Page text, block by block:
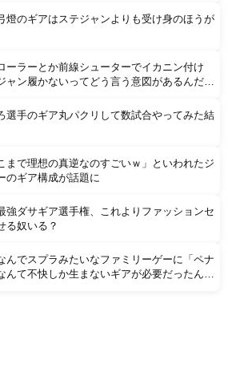
燈のギアはステジャンよりも受け身のほうが
ーラーとか前線シューターでイカニン付け
ャン履かないってどう言う意図があるんだろ
選手のギア丸パクリして数試合やってみた結
まで理想の真逆なのすごいｗ」といわれたジ
のギア構成が話題に
強ダサギア選手権、これよりファッションセ
る奴いる？
んでスプラみたいなファミリーゲーに「ペナ
んて不快しか生まないギアが必要だったんだ